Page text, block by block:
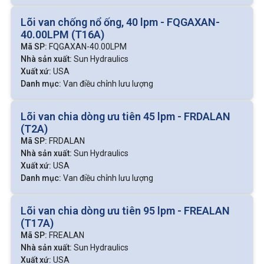
Lõi van chống nổ ống, 40 lpm - FQGAXAN-
40.00LPM (T16A)
Mã SP: FQGAXAN-40.00LPM
Nhà sản xuất: Sun Hydraulics
Xuất xứ: USA
Danh mục: Van điều chỉnh lưu lượng
Lõi van chia dòng ưu tiên 45 lpm - FRDALAN
(T2A)
Mã SP: FRDALAN
Nhà sản xuất: Sun Hydraulics
Xuất xứ: USA
Danh mục: Van điều chỉnh lưu lượng
Lõi van chia dòng ưu tiên 95 lpm - FREALAN
(T17A)
Mã SP: FREALAN
Nhà sản xuất: Sun Hydraulics
Xuất xứ: USA